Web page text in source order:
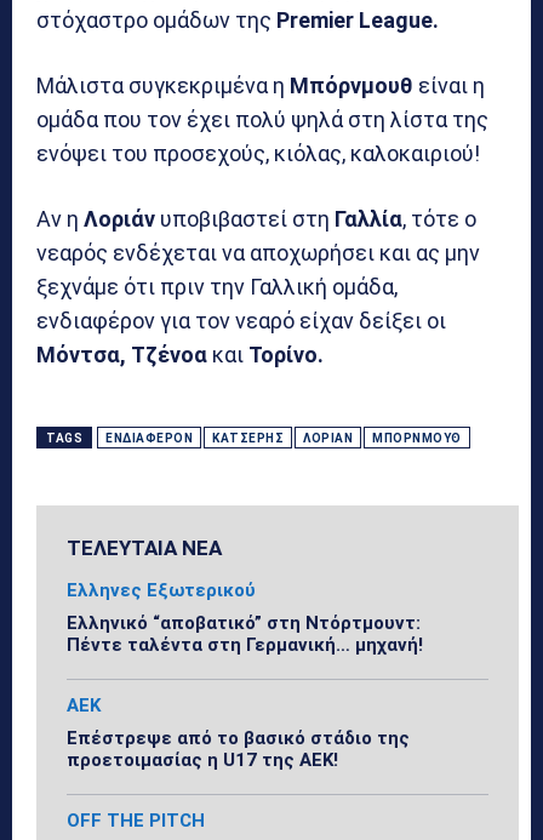
στόχαστρο ομάδων της Premier League.
Μάλιστα συγκεκριμένα η Μπόρνμουθ είναι η
ομάδα που τον έχει πολύ ψηλά στη λίστα της
ενόψει του προσεχούς, κιόλας, καλοκαιριού!
Αν η Λοριάν υποβιβαστεί στη Γαλλία, τότε ο
νεαρός ενδέχεται να αποχωρήσει και ας μην
ξεχνάμε ότι πριν την Γαλλική ομάδα,
ενδιαφέρον για τον νεαρό είχαν δείξει οι
Μόντσα, Τζένοα και Τορίνο.
TAGS ΕΝΔΙΑΦΈΡΟΝ ΚΑΤΣΈΡΗΣ ΛΟΡΙΆΝ ΜΠΌΡΝΜΟΥΘ
ΤΕΛΕΥΤΑΙΑ ΝΕΑ
Ελληνες Εξωτερικού
Ελληνικό “αποβατικό” στη Ντόρτμουντ:
Πέντε ταλέντα στη Γερμανική… μηχανή!
ΑΕΚ
Επέστρεψε από το βασικό στάδιο της
προετοιμασίας η U17 της ΑΕΚ!
OFF THE PITCH